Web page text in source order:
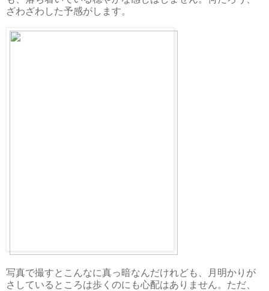
ざわざわした予感がします。
写真で撮すとこんなに真っ暗なんだけれども、月明かりが
さしているところは歩くのにも心配はありません。ただ、